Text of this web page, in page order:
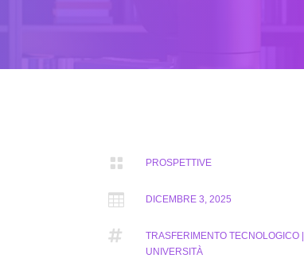
 PROSPETTIVE
 DICEMBRE 3, 2025

TRASFERIMENTO TECNOLOGICO |
UNIVERSITÀ